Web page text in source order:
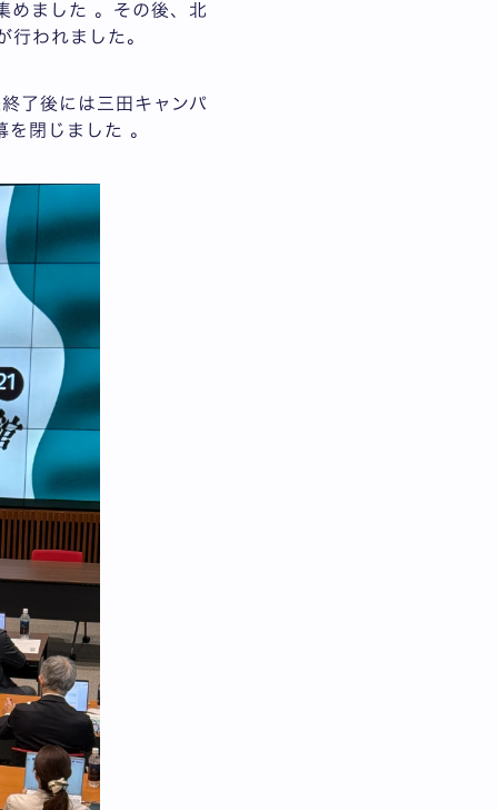
めました 。その後、北
行われました。
了後には三田キャンパ
閉じました 。